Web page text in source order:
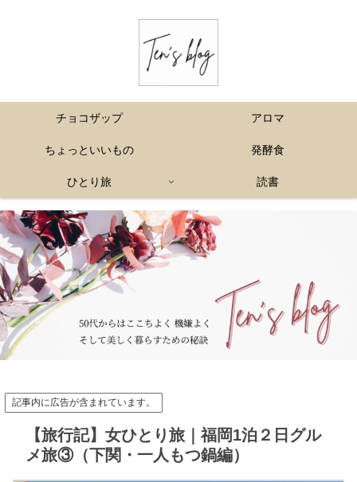
チョコザップ アロマ
ちょっといいもの 発酵食
ひとり旅 読書
記事内に広告が含まれています。
【旅行記】女ひとり旅｜福岡1泊２日グル
メ旅③（下関・一人もつ鍋編）